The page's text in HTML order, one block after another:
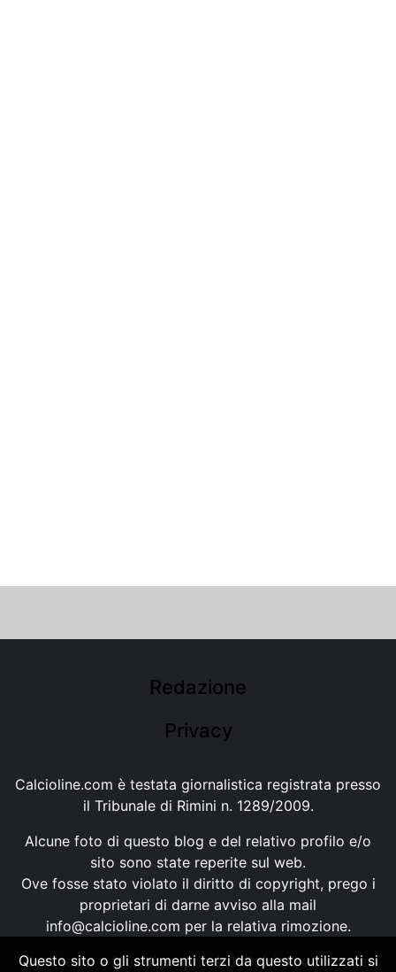
Redazione
Privacy
Calcioline.com è testata giornalistica registrata presso
il Tribunale di Rimini n. 1289/2009.
Alcune foto di questo blog e del relativo profilo e/o
sito sono state reperite sul web.
Ove fosse stato violato il diritto di copyright, prego i
proprietari di darne avviso alla mail
info@calcioline.com per la relativa rimozione.
Ogni testo e foto di proprietà di Calcioline.com non
Questo sito o gli strumenti terzi da questo utilizzati si